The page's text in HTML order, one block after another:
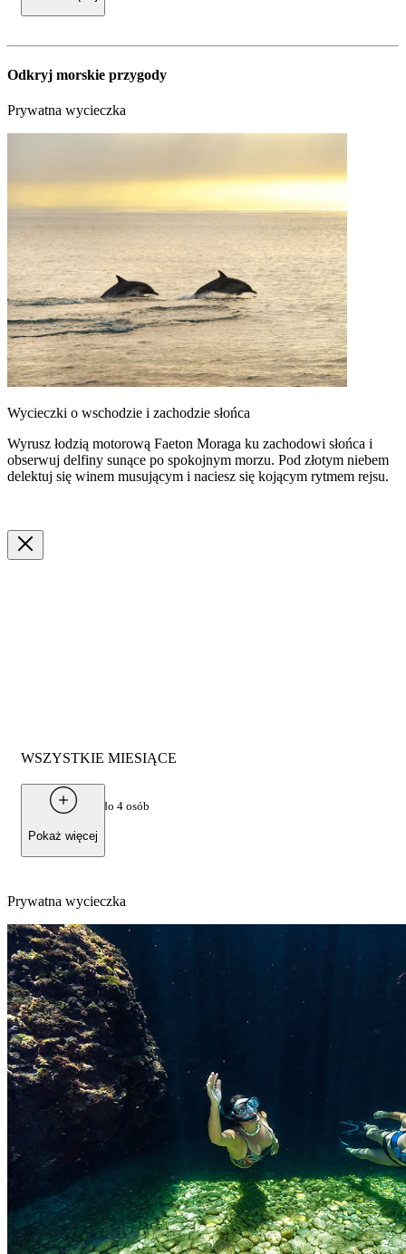
Odkryj morskie przygody
Prywatna wycieczka
Wycieczki o wschodzie i zachodzie słońca
Wyrusz łodzią motorową Faeton Moraga ku zachodowi słońca i
obserwuj delfiny sunące po spokojnym morzu. Pod złotym niebem
delektuj się winem musującym i naciesz się kojącym rytmem rejsu.
WSZYSTKIE MIESIĄCE
Od
600 €
za grupę do 4 osób
Pokaż więcej
Prywatna wycieczka